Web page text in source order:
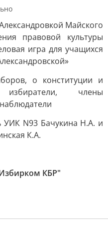
Майского
правовой культуры
игра для учащихся
о конституции и
члены
УИК N93 Бачукина Н.А. и
К.А.
КБР"